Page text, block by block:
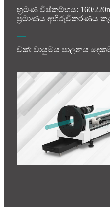
භ්‍රමණ විෂ්කම්භය: 160/
ප්‍රමාණය අභිරුචිකරණය
චක්: වායුමය පාලනය